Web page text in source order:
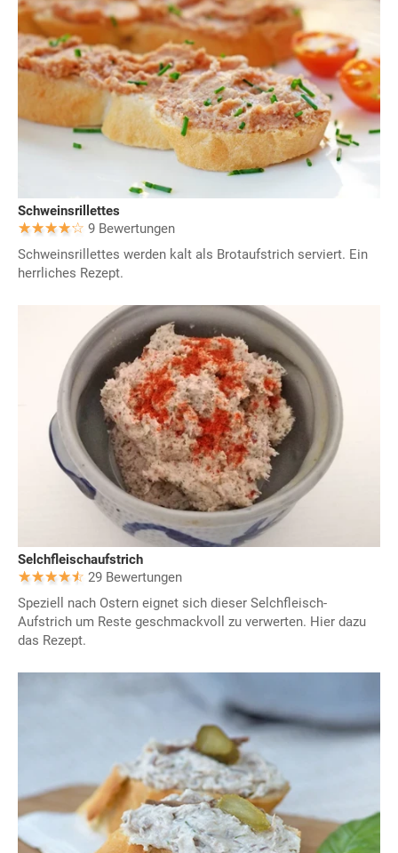
Schweinsrillettes
9 Bewertungen
Schweinsrillettes werden kalt als Brotaufstrich serviert. Ein
herrliches Rezept.
Selchfleischaufstrich
29 Bewertungen
Speziell nach Ostern eignet sich dieser Selchfleisch-
Aufstrich um Reste geschmackvoll zu verwerten. Hier dazu
das Rezept.